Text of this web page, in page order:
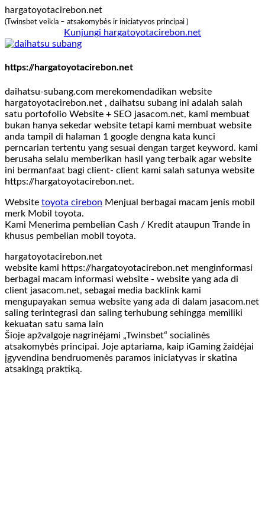
hargatoyotacirebon.net
(Twinsbet veikla – atsakomybės ir iniciatyvos principai )
Kunjungi hargatoyotacirebon.net
https://hargatoyotacirebon.net
daihatsu-subang.com merekomendadikan website
hargatoyotacirebon.net , daihatsu subang ini adalah salah
satu portofolio Website + SEO jasacom.net, kami membuat
bukan hanya sekedar website tetapi kami membuat website
anda tampil di halaman 1 google dengna kata kunci
perncarian tertentu yang sesuai dengan target keyword. kami
berusaha selalu memberikan hasil yang terbaik agar website
ini bermanfaat bagi client- client kami salah satunya website
https://hargatoyotacirebon.net.
Website toyota cirebon Menjual berbagai macam jenis mobil
merk Mobil toyota.
Kami Menerima pembelian Cash / Kredit ataupun Trande in
khusus pembelian mobil toyota.
hargatoyotacirebon.net
website kami https://hargatoyotacirebon.net menginformasi
berbagai macam informasi website - website yang ada di
client jasacom.net, sebagai media backlink kami
mengupayakan semua website yang ada di dalam jasacom.net
saling terintegrasi dan saling terhubung sehingga memiliki
kekuatan satu sama lain
Šioje apžvalgoje nagrinėjami „Twinsbet“ socialinės
atsakomybės principai. Joje aptariama, kaip iGaming žaidėjai
įgyvendina bendruomenės paramos iniciatyvas ir skatina
atsakingą praktiką.